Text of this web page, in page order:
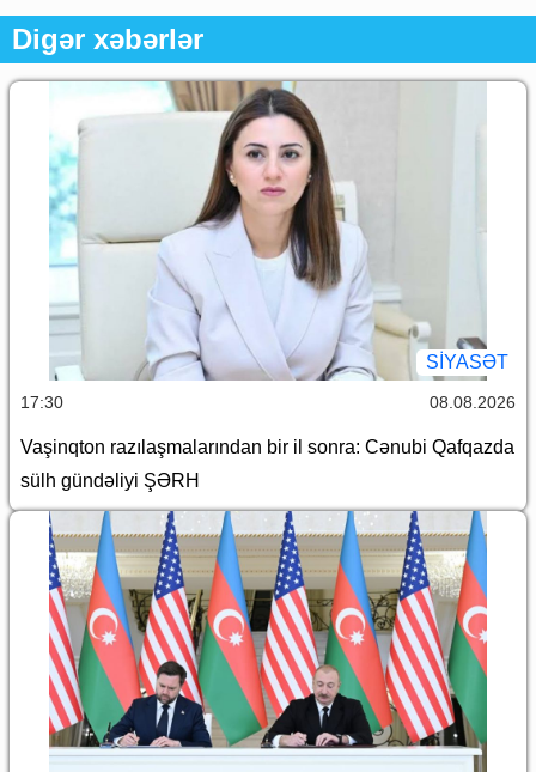
Digər xəbərlər
SİYASƏT
17:30 08.08.2026
Vaşinqton razılaşmalarından bir il sonra: Cənubi Qafqazda
sülh gündəliyi ŞƏRH